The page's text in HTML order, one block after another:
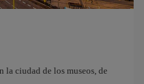
la ciudad de los museos, de